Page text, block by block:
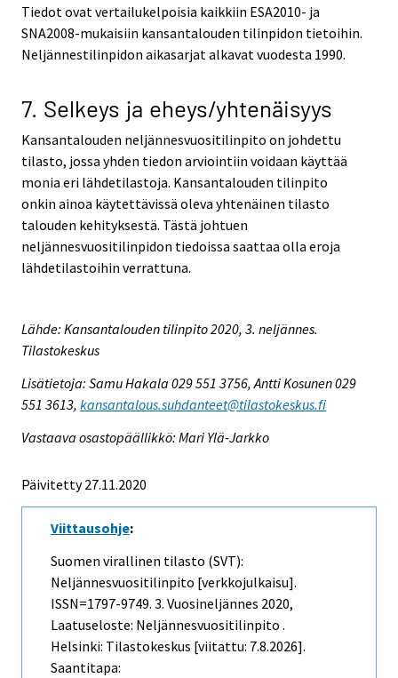
Tiedot ovat vertailukelpoisia kaikkiin ESA2010- ja
SNA2008-mukaisiin kansantalouden tilinpidon tietoihin.
Neljännestilinpidon aikasarjat alkavat vuodesta 1990.
7. Selkeys ja eheys/yhtenäisyys
Kansantalouden neljännesvuositilinpito on johdettu
tilasto, jossa yhden tiedon arviointiin voidaan käyttää
monia eri lähdetilastoja. Kansantalouden tilinpito
onkin ainoa käytettävissä oleva yhtenäinen tilasto
talouden kehityksestä. Tästä johtuen
neljännesvuositilinpidon tiedoissa saattaa olla eroja
lähdetilastoihin verrattuna.
Lähde: Kansantalouden tilinpito 2020, 3. neljännes.
Tilastokeskus
Lisätietoja: Samu Hakala 029 551 3756, Antti Kosunen 029
551 3613, kansantalous.suhdanteet@tilastokeskus.fi
Vastaava osastopäällikkö: Mari Ylä-Jarkko
Päivitetty 27.11.2020
Viittausohje:
Suomen virallinen tilasto (SVT):
Neljännesvuositilinpito [verkkojulkaisu].
ISSN=1797-9749. 3. Vuosineljännes 2020,
Laatuseloste: Neljännesvuositilinpito .
Helsinki: Tilastokeskus [viitattu: 7.8.2026].
Saantitapa: